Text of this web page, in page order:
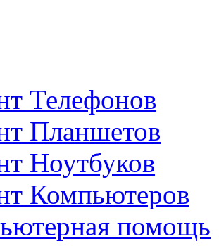
Телефонов
Планшетов
Ноутбуков
Компьютеров
помощь